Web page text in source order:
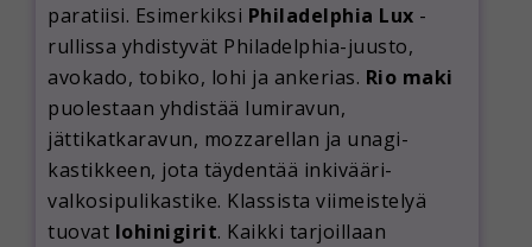
paratiisi. Esimerkiksi Philadelphia Lux -
rullissa yhdistyvät Philadelphia-juusto,
avokado, tobiko, lohi ja ankerias. Rio maki
puolestaan yhdistää lumiravun,
jättikatkaravun, mozzarellan ja unagi-
kastikkeen, jota täydentää inkivääri-
valkosipulikastike. Klassista viimeistelyä
tuovat lohinigirit. Kaikki tarjoillaan